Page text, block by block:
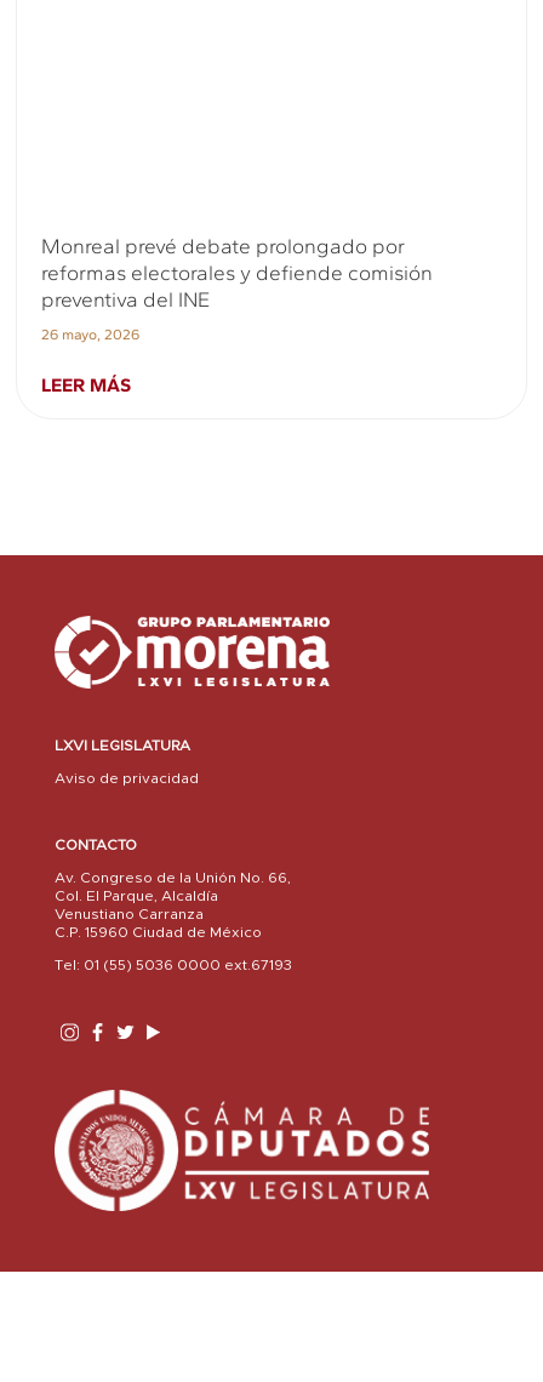
Monreal prevé debate prolongado por
reformas electorales y defiende comisión
preventiva del INE
26 mayo, 2026
LEER MÁS
LXVI LEGISLATURA
Aviso de privacidad
CONTACTO
Av. Congreso de la Unión No. 66,
Col. El Parque, Alcaldía
Venustiano Carranza
C.P. 15960 Ciudad de México
Tel: 01 (55) 5036 0000 ext.67193